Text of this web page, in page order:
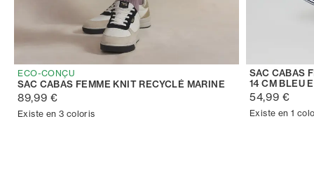
ECO-CONÇU
SAC CABAS FEMME KNIT RECYCLÉ MARINE
89,99 €
Existe en 3 coloris
SAC CABAS
14 CM BLEU
54,99 €
Existe en 1